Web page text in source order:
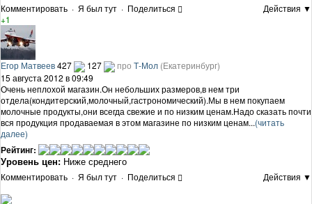
Комментировать · Я был тут · Поделиться
Действия ▼
+1
Егор Матвеев427 127 про Т-Мол (Екатеринбург)
15 августа 2012 в 09:49
Очень неплохой магазин.Он небольших размеров,в нем три
отдела(кондитерский,молочный,гастрономический).Мы в нем покупаем
молочные продукты,они всегда свежие и по низким ценам.Надо сказать почти
вся продукция продаваемая в этом магазине по низким ценам...(читать
далее)
Рейтинг:
Уровень цен: Ниже среднего
Комментировать · Я был тут · Поделиться Действия ▼